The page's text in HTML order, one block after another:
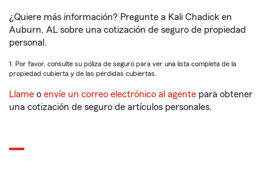
¿Quiere más información? Pregunte a Kali Chadick en
Auburn, AL sobre una cotización de seguro de propiedad
personal.
1. Por favor, consulte su póliza de seguro para ver una lista completa de la
propiedad cubierta y de las pérdidas cubiertas.
Llame o envíe un correo electrónico al agente para obtener
una cotización de seguro de artículos personales.